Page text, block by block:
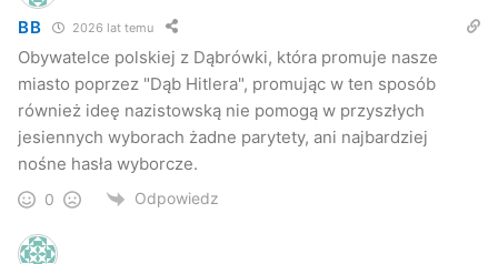
BB 2026 lat temu
Obywatelce polskiej z Dąbrówki, która promuje nasze
miasto poprzez "Dąb Hitlera", promując w ten sposób
również ideę nazistowską nie pomogą w przyszłych
jesiennych wyborach żadne parytety, ani najbardziej
nośne hasła wyborcze.
0 Odpowiedz